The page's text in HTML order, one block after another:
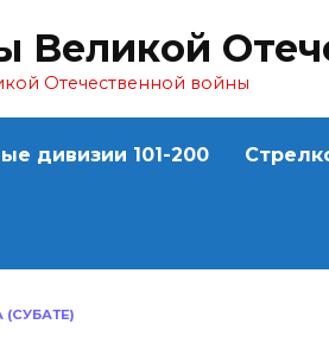
Великой
Отечественной войны
дивизии 101-200